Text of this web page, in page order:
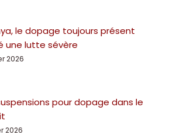
le dopage toujours présent
une lutte sévère
2026
pour dopage dans le
2026